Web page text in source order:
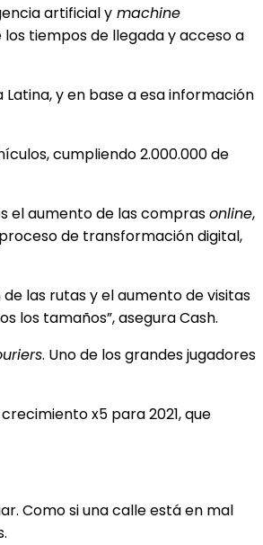
artificial y machine
tiempos de llegada y acceso a
y en base a esa información
cumpliendo 2.000.000 de
el aumento de las comprasonline,
de transformación digital,
las rutas y el aumento de visitas
los tamaños”, asegura Cash.
. Uno de los grandes jugadores
x5 para 2021, que
Como si una calle está en mal